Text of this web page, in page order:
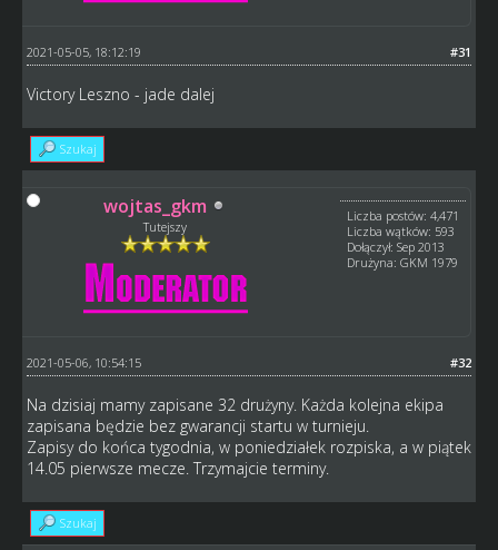
#31
2021-05-05, 18:12:19
Victory Leszno - jade dalej
Szukaj
wojtas_gkm
Tutejszy
Liczba postów: 4,471
Liczba wątków: 593
Dołączył: Sep 2013
Drużyna: GKM 1979
#32
2021-05-06, 10:54:15
Na dzisiaj mamy zapisane 32 drużyny. Każda kolejna ekipa
zapisana będzie bez gwarancji startu w turnieju.
Zapisy do końca tygodnia, w poniedziałek rozpiska, a w piątek
14.05 pierwsze mecze. Trzymajcie terminy.
Szukaj